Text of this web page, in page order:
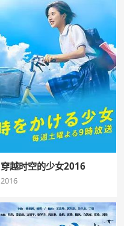
穿越时空的少女2016
2016